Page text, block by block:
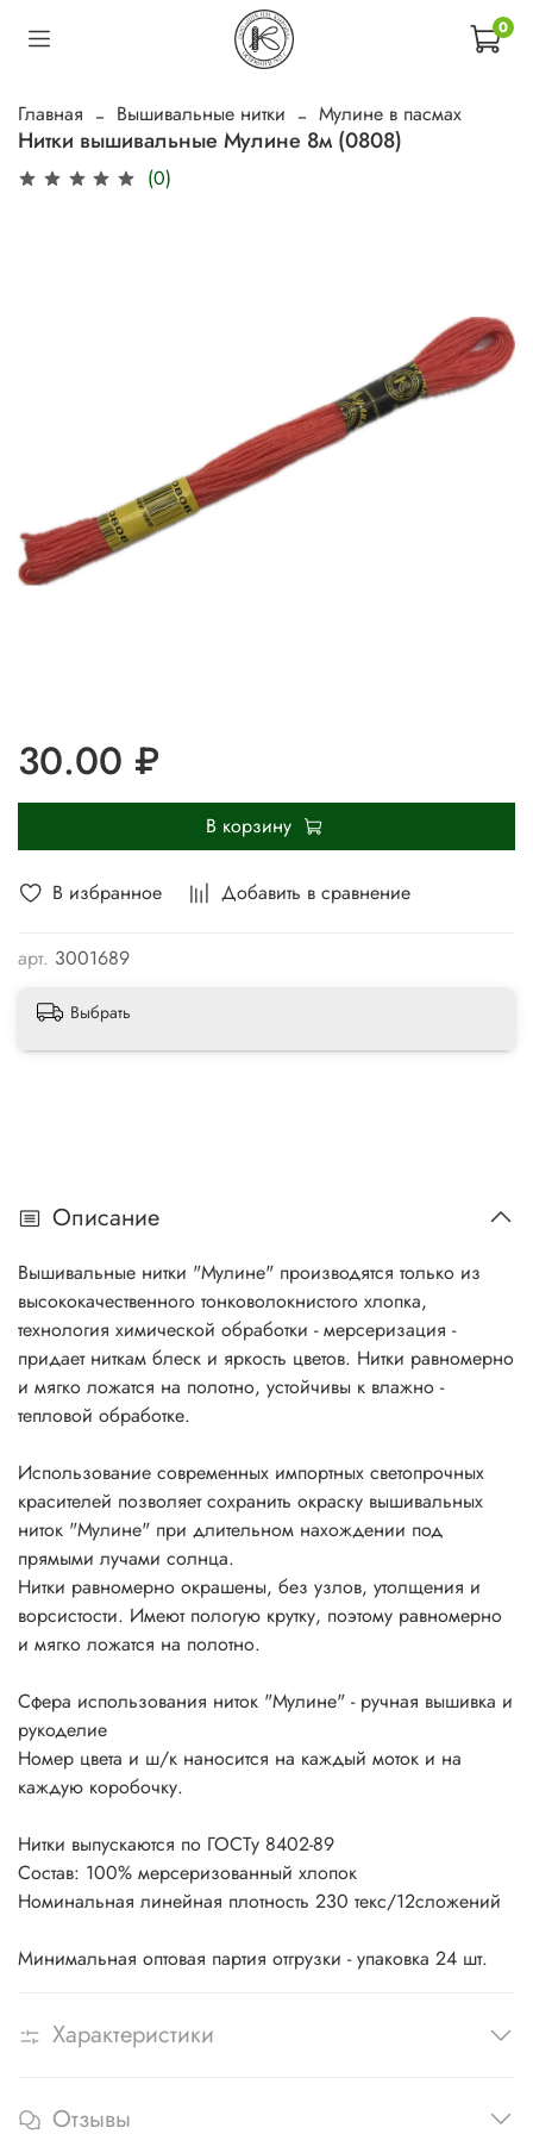
0
Главная Вышивальные нитки Мулине в пасмах
Нитки вышивальные Мулине 8м (0808)
(0)
В избранное Добавить в сравнение
арт. 3001689
30.00 ₽
В корзину
Выбрать
Описание
Вышивальные нитки "Мулине" производятся только из
высококачественного тонковолокнистого хлопка,
технология химической обработки - мерсеризация -
придает ниткам блеск и яркость цветов. Нитки равномерно
и мягко ложатся на полотно, устойчивы к влажно -
тепловой обработке.
Использование современных импортных светопрочных
красителей позволяет сохранить окраску вышивальных
ниток "Мулине" при длительном нахождении под
прямыми лучами солнца.
Нитки равномерно окрашены, без узлов, утолщения и
ворсистости. Имеют пологую крутку, поэтому равномерно
и мягко ложатся на полотно.
Сфера использования ниток "Мулине" - ручная вышивка и
рукоделие
Номер цвета и ш/к наносится на каждый моток и на
каждую коробочку.
Нитки выпускаются по ГОСТу 8402-89
Состав: 100% мерсеризованный хлопок
Номинальная линейная плотность 230 текс/12сложений
Минимальная оптовая партия отгрузки - упаковка 24 шт.
Характеристики
Отзывы